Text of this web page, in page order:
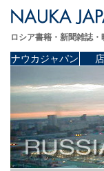
ロシア書籍・新聞雑誌
ナウカジャパン